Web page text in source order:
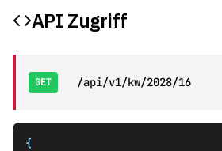
API Zugriff
GET /api/v1/kw/2028/16
{